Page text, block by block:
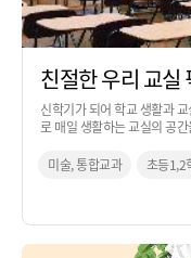
친절한 우리 교실
신학기가 되어 학교 생활과
로 매일 생활하는 교실의 공간을 주의 깊게 살펴보고, 각 공간의 특징과 기능을 잘
미술, 통합교과
초등1,2